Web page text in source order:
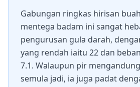
Gabungan ringkas hirisan
mentega badam ini sangat
pengurusan gula darah,
yang rendah iaitu 22 dan
7.1. Walaupun pir
semula jadi, ia juga padat